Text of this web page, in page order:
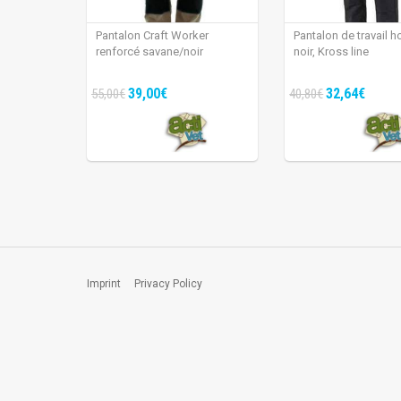
Pantalon Craft Worker
renforcé savane/noir
55,00€39,00€
Pantalon de travail
noir, Kross line
40,80€32,64€
Imprint Privacy Policy